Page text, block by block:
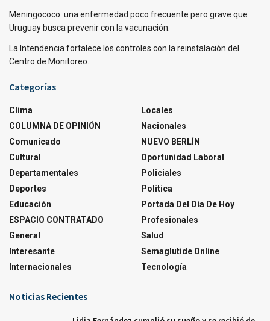
Meningococo: una enfermedad poco frecuente pero grave que
Uruguay busca prevenir con la vacunación.
La Intendencia fortalece los controles con la reinstalación del
Centro de Monitoreo.
Categorías
Clima
COLUMNA DE OPINIÓN
Comunicado
Cultural
Departamentales
Deportes
Educación
ESPACIO CONTRATADO
General
Interesante
Internacionales
Locales
Nacionales
NUEVO BERLÍN
Oportunidad Laboral
Policiales
Política
Portada Del Día De Hoy
Profesionales
Salud
Semaglutide Online
Tecnología
Noticias Recientes